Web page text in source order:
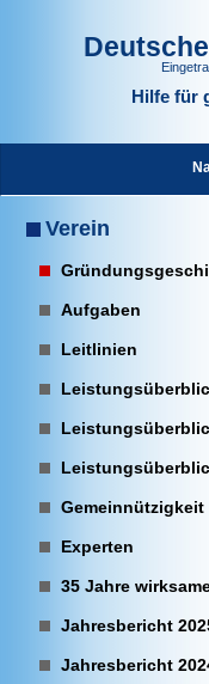
Hilfe für
Verein
Aufgaben
Leitlinien
Gemeinnützigkeit
Experten
35 Jahre
Jahresbericht
Jahresbericht